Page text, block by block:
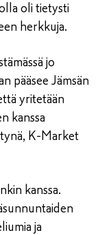
oli tietysti
herkkuja.
jo
pääsee Jämsän
yritetään
kanssa
K-Market
kanssa.
ja